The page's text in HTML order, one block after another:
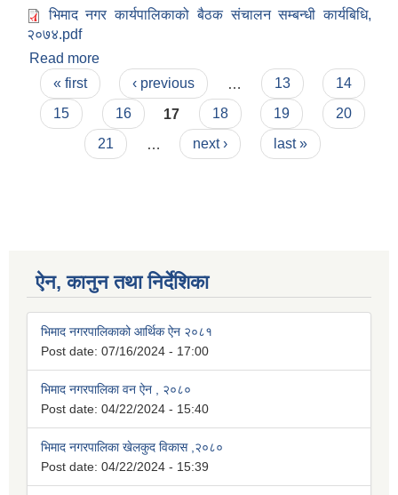
भिमाद नगर कार्यपालिकाको बैठक संचालन सम्बन्धी कार्यबिधि,
२०७४.pdf
Read more
कार्यवीधि, २०७४
Pages
« first ‹ previous 13
14
15
16 17 18 19
20
21
next › last »
ऐन, कानुन तथा निर्देशिका
भिमाद नगरपालिकाको आर्थिक ऐन २०८१
Post date: 07/16/2024 - 17:00
भिमाद नगरपालिका वन ऐन , २०८०
Post date: 04/22/2024 - 15:40
भिमाद नगरपालिका खेलकुद विकास ,२०८०
Post date: 04/22/2024 - 15:39